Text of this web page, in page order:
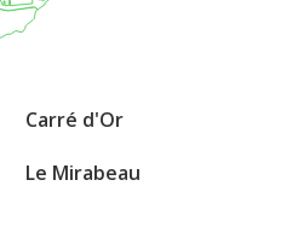
Carré d'Or
Le Mirabeau